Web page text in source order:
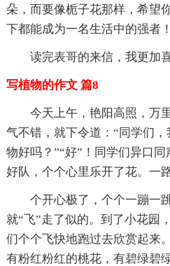
朵，而要像栀子花那样，希望
下都能成为一名生活中的强者
读完表哥的来信，我更加
写植物的作文 篇8
今天上午，艳阳高照，万
气不错，就下令道：“同学们
物好吗？”“好”！同学们异口
好队，个个心里乐开了花。一
个开心极了，个个一蹦一
就“飞”走了似的。到了小花园
们个个飞快地跑过去欣赏起来
有粉红粉红的桃花，有碧绿碧